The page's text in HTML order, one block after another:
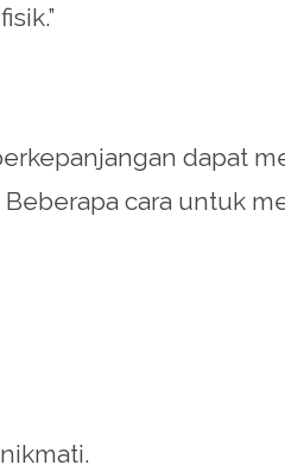
dapat
cara untuk